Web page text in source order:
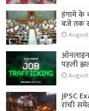
हंगामे के
बजे तक
ऑनलाइन
पहली
JPSC
रांची